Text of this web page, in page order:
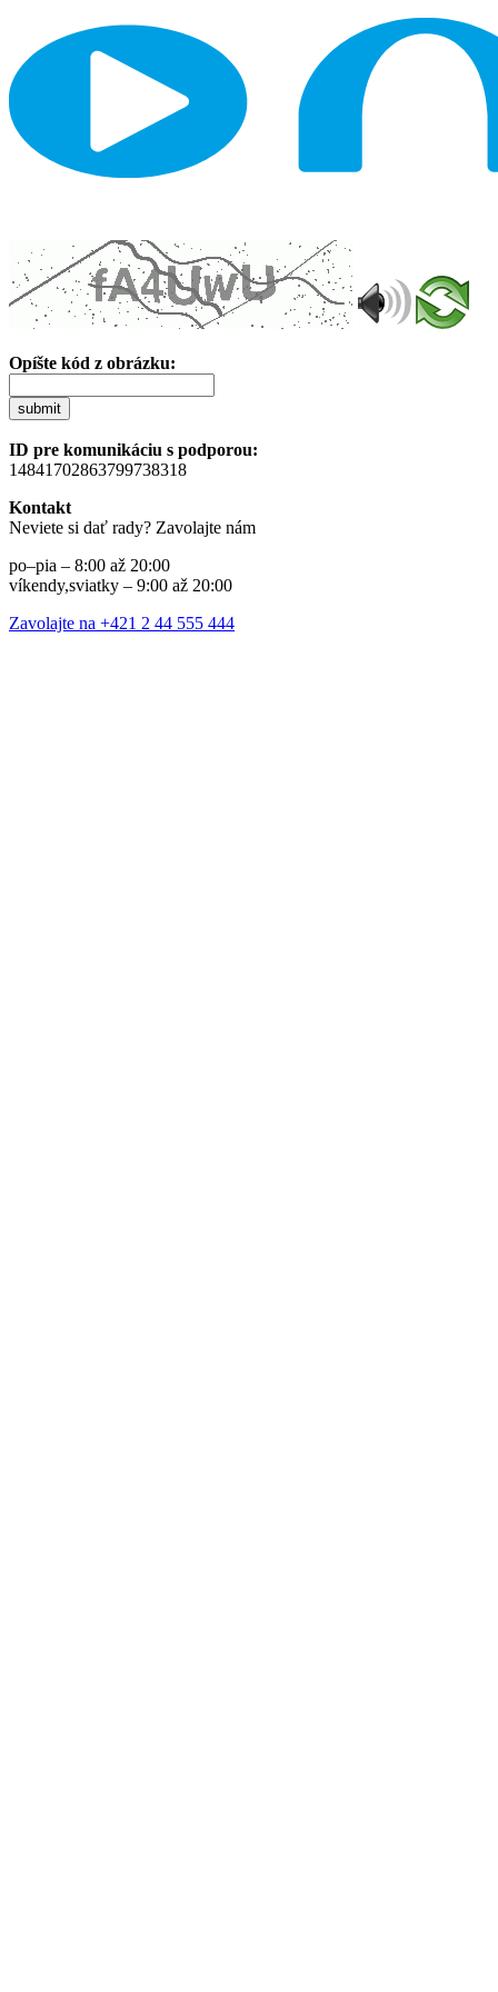
Opíšte kód z obrázku:
submit
ID pre komunikáciu s podporou:
14841702863799738318
Kontakt
Neviete si dať rady? Zavolajte nám
po–pia – 8:00 až 20:00
víkendy,sviatky – 9:00 až 20:00
Zavolajte na +421 2 44 555 444